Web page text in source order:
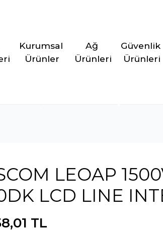
Kurumsal
Ürünler
Ağ
Ürünleri
Güvenlik
Ürünleri
LEOAP
LCD LINE
TL